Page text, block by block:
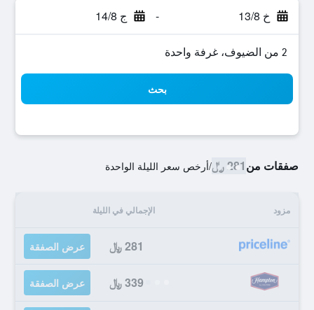
خ 13/8 - ج 14/8
2 من الضيوف، غرفة واحدة
بحث
صفقات من281 ﷼ /أرخص سعر الليلة الواحدة
مزود الإجمالي في الليلة
281 ﷼ عرض الصفقة
339 ﷼ عرض الصفقة